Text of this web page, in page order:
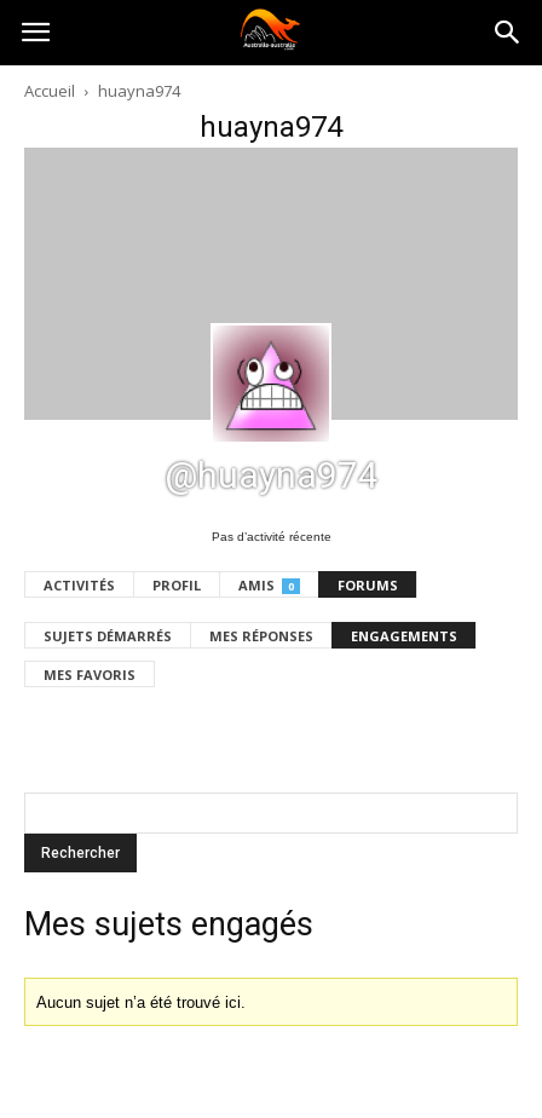
Australia-
australie.com
Accueil huayna974
huayna974
@huayna974
Pas d’activité récente
ACTIVITÉS PROFIL AMIS 0 FORUMS
SUJETS DÉMARRÉS MES RÉPONSES ENGAGEMENTS
MES FAVORIS
Mes sujets engagés
Aucun sujet n’a été trouvé ici.